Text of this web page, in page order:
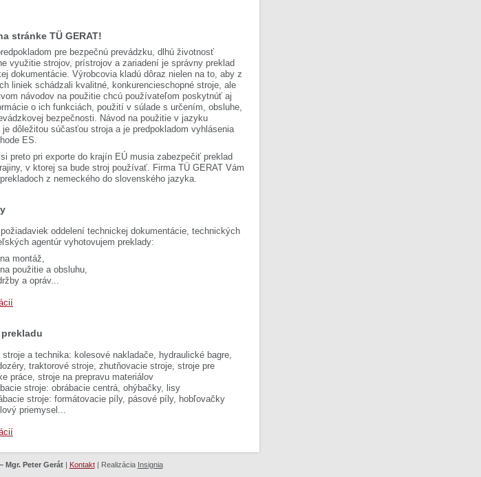
stránke TÜ GERAT!
pre bezpečnú prevádzku, dlhú životnosť
využitie strojov, prístrojov a zariadení je správny preklad
dokumentácie. Výrobcovia kladú dôraz nielen na to, aby z
liniek schádzali kvalitné, konkurencieschopné stroje, ale
návodov na použitie chcú používateľom poskytnúť aj
o ich funkciách, použití v súlade s určením, obsluhe,
bezpečnosti. Návod na použitie v jazyku
dôležitou súčasťou stroja a je predpokladom vyhlásenia
ES.
preto pri exporte do krajín EÚ musia zabezpečiť preklad
v ktorej sa bude stroj používať. Firma TÜ GERAT Vám
z nemeckého do slovenského jazyka.
oddelení technickej dokumentácie, technických
agentúr vyhotovujem preklady:
montáž,
použitie a obsluhu,
a opráv...
stroje a technika: kolesové nakladače, hydraulické bagre,
traktorové stroje, zhutňovacie stroje, stroje pre
práce, stroje na prepravu materiálov
stroje: obrábacie centrá, ohýbačky, lisy
stroje: formátovacie píly, pásové píly, hobľovačky
priemysel...
Mgr. Peter Gerát| Kontakt| Realizácia Insignia